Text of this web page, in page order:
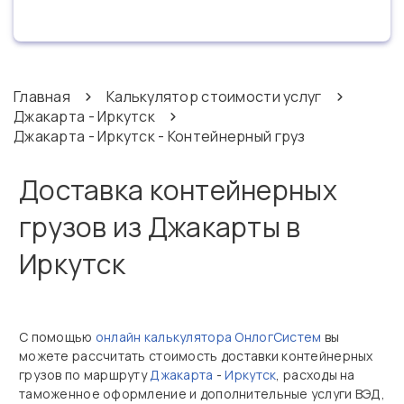
Главная
Калькулятор стоимости услуг
Джакарта - Иркутск
Джакарта - Иркутск - Контейнерный груз
Доставка контейнерных
грузов из Джакарты в
Иркутск
С помощью онлайн калькулятора ОнлогСистем вы
можете рассчитать стоимость доставки контейнерных
грузов по маршрутуДжакарта -Иркутск, расходы на
таможенное оформление и дополнительные услуги ВЭД,